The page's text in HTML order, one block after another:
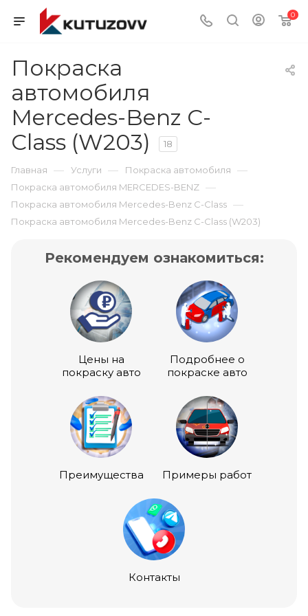
0
Покраска
автомобиля
Mercedes-Benz C-
Class (W203)
18
Главная — Услуги — Покраска автомобиля —
Покраска автомобиля MERCEDES-BENZ —
Покраска автомобиля Mercedes-Benz C-Class —
Покраска автомобиля Mercedes-Benz C-Class (W203)
Рекомендуем ознакомиться:
Цены на
покраску авто
Подробнее о
покраске авто
Преимущества Примеры работ
Контакты